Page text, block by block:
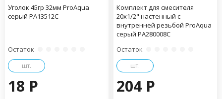
Уголок 45гр 32мм ProAqua
серый PA13512С
Остаток
шт.
18 P
Комплект для смесителя
20x1/2" настенный с
внутренней резьбой ProAqua
серый PA280008С
Остаток
шт.
204 P